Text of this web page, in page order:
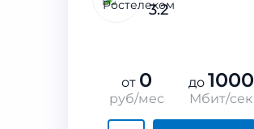
3.2
от 0
руб/мес
до 1000
Мбит/сек